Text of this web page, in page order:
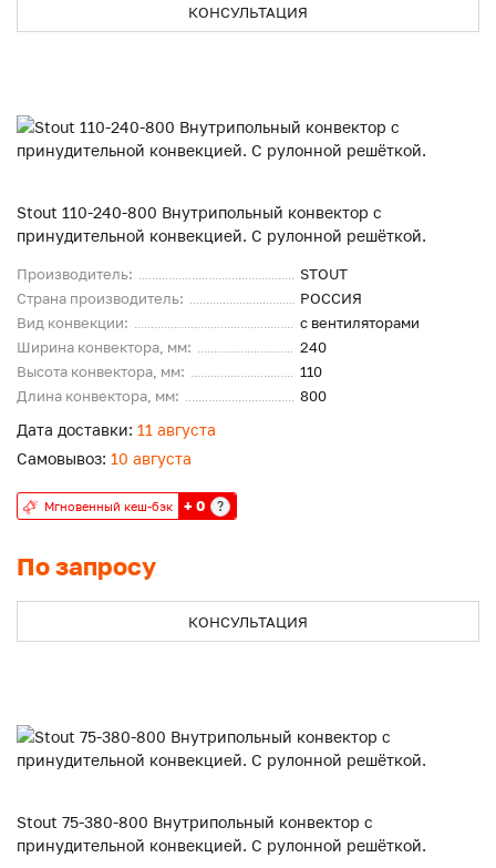
КОНСУЛЬТАЦИЯ
Stout 110-240-800 Внутрипольный конвектор с
принудительной конвекцией. С рулонной решёткой.
Производитель:
STOUT
Страна производитель:
РОССИЯ
Вид конвекции:
с вентиляторами
Ширина конвектора, мм:
240
Высота конвектора, мм:
110
Длина конвектора, мм:
800
По запросу
Дата доставки: 11 августа
Самовывоз: 10 августа
Мгновенный кеш-бэк + 0 ?
КОНСУЛЬТАЦИЯ
Stout 75-380-800 Внутрипольный конвектор с
принудительной конвекцией. С рулонной решёткой.